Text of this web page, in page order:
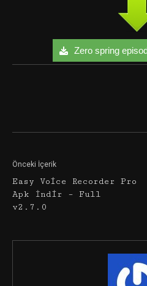
Zero spring
Önceki İçerik
Easy Voice Recorder Pro
Apk İndir – Full
v2.7.0